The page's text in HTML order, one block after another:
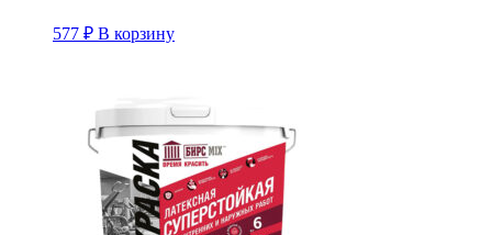
577 ₽ В корзину